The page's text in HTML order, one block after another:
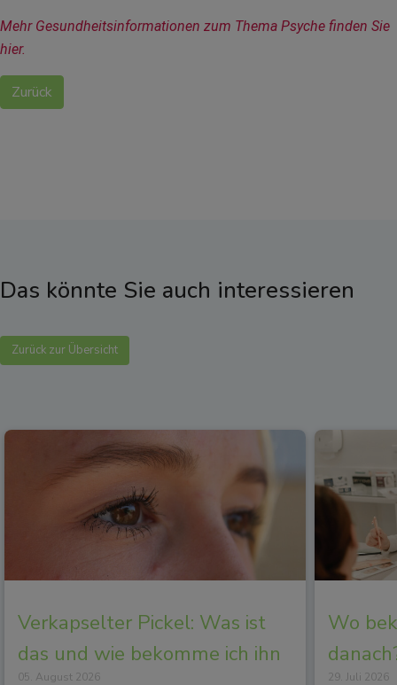
Zurück
Mehr Gesundheitsinformationen zum Thema Psyche finden Sie
hier.
Das könnte Sie auch interessieren
Zurück zur Übersicht
Verkapselter Pickel: Was ist
das und wie bekomme ich ihn
05. August 2026
Wo
29. Juli 2026